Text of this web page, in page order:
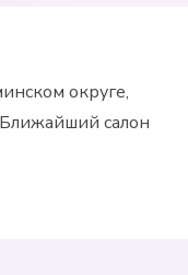
округе,
салон